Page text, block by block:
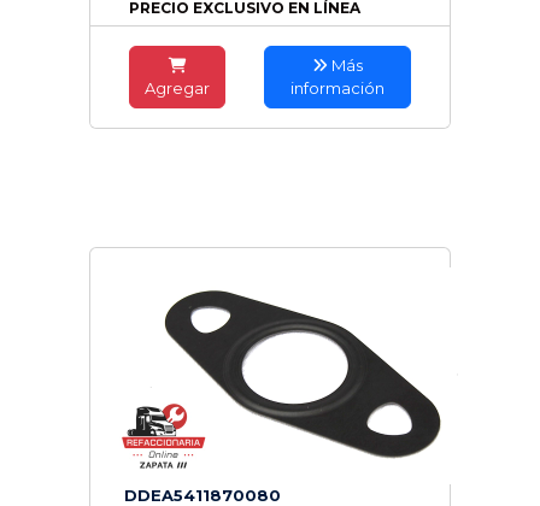
PRECIO EXCLUSIVO EN LÍNEA
Agregar
Más
información
DDEA5411870080